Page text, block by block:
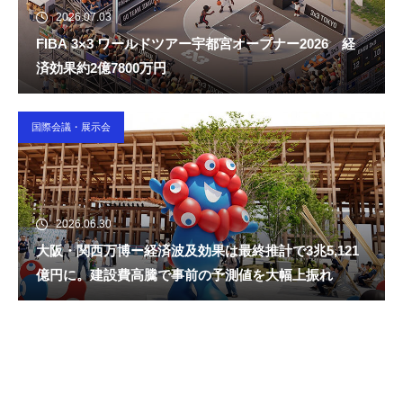
2026.07.03
FIBA 3×3 ワールドツアー宇都宮オープナー2026 経
済効果約2億7800万円
国際会議・展示会
2026.06.30
大阪・関西万博ー経済波及効果は最終推計で3兆5,121
億円に。建設費高騰で事前の予測値を大幅上振れ